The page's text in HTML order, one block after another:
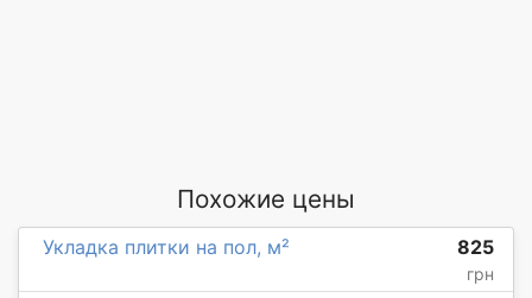
Похожие цены
Укладка плитки на пол, м² 825
грн